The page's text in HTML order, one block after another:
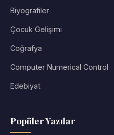
Biyografiler
Çocuk Gelişimi
Coğrafya
Computer Numerical Control
Edebiyat
Popüler Yazılar